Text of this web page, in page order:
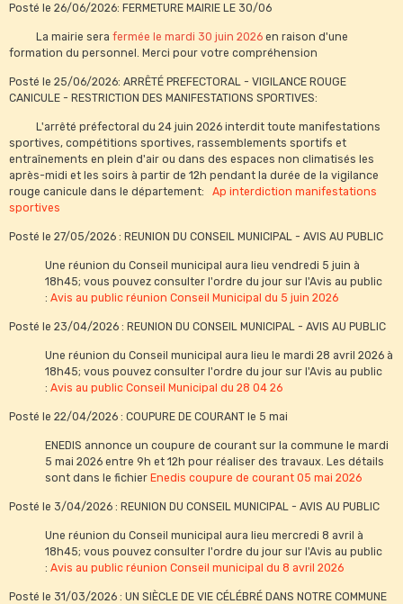
Posté le 26/06/2026: FERMETURE MAIRIE LE 30/06
La mairie sera fermée le mardi 30 juin 2026 en raison d'une
formation du personnel. Merci pour votre compréhension
Posté le 25/06/2026: ARRÊTÉ PREFECTORAL - VIGILANCE ROUGE
CANICULE - RESTRICTION DES MANIFESTATIONS SPORTIVES:
L'arrêté préfectoral du 24 juin 2026 interdit toute manifestations
sportives, compétitions sportives, rassemblements sportifs et
entraînements en plein d'air ou dans des espaces non climatisés les
après-midi et les soirs à partir de 12h pendant la durée de la vigilance
rouge canicule dans le département:
Ap interdiction manifestations
sportives
Posté le 27/05/2026 : REUNION DU CONSEIL MUNICIPAL - AVIS AU PUBLIC
Une réunion du Conseil municipal aura lieu vendredi 5 juin à
18h45; vous pouvez consulter l'ordre du jour sur l'Avis au public
: Avis au public réunion Conseil Municipal du 5 juin 2026
Posté le 23/04/2026 : REUNION DU CONSEIL MUNICIPAL - AVIS AU PUBLIC
Une réunion du Conseil municipal aura lieu le mardi 28 avril 2026 à
18h45; vous pouvez consulter l'ordre du jour sur l'Avis au public
: Avis au public Conseil Municipal du 28 04 26
Posté le 22/04/2026 : COUPURE DE COURANT le 5 mai
ENEDIS annonce un coupure de courant sur la commune le mardi
5 mai 2026 entre 9h et 12h pour réaliser des travaux. Les détails
sont dans le fichier Enedis coupure de courant 05 mai 2026
Posté le 3/04/2026 : REUNION DU CONSEIL MUNICIPAL - AVIS AU PUBLIC
Une réunion du Conseil municipal aura lieu mercredi 8 avril à
18h45; vous pouvez consulter l'ordre du jour sur l'Avis au public
: Avis au public réunion Conseil municipal du 8 avril 2026
Posté le 31/03/2026 : UN SIÈCLE DE VIE CÉLÉBRÉ DANS NOTRE COMMUNE